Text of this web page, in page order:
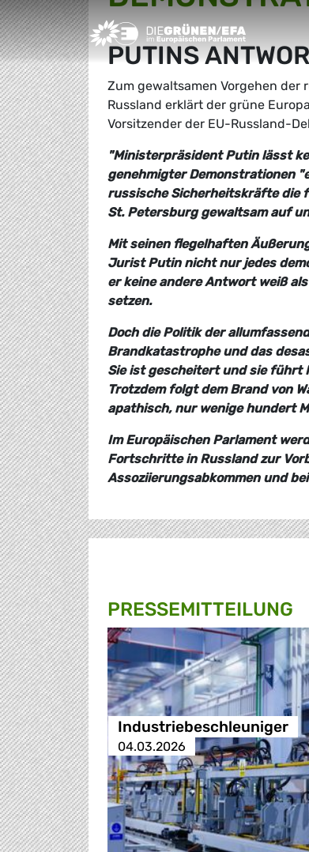
Greens/EFA Home
PUTINS
Zum gewaltsamen Vorgehen
Russland erklärt der grüne
Vorsitzender der EU-Russland-
"Ministerpräsident Putin lässt
genehmigter Demonstrationen
russische Sicherheitskräfte die
St. Petersburg gewaltsam auf
Mit seinen flegelhaften
Jurist Putin nicht nur jedes
er keine andere Antwort weiß
setzen.
Doch die Politik der
Brandkatastrophe und das
Sie ist gescheitert und sie führt
Trotzdem folgt dem Brand von
apathisch, nur wenige hundert
Im Europäischen Parlament
Fortschritte in Russland zur
Assoziierungsabkommen und
PRESSE­MITTEILUNG
Industriebeschleuniger
04.03.2026